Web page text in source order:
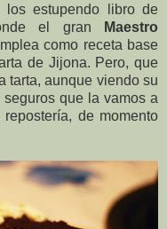
estupendo libro de
el gran
Maestro
como receta base
de Jijona. Pero, que
tarta, aunque viendo su
que la vamos a
de momento